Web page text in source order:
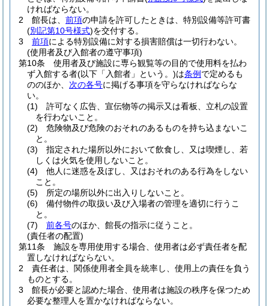
ければならない。
2
館長は、 前項の申請を許可したときは、特別設備等許可書
(別記第10号様式)を交付する。
3
前項による特別設備に対する損害賠償は一切行わない。
(使用者及び入館者の遵守事項)
第10条
使用者及び施設に専ら観覧等の目的で使用料を払わ
ず入館する者(以下「入館者」という。)は条例 で定めるも
ののほか、 次の各号に掲げる事項を守らなければならな
い。
(1)
許可なく広告、宣伝物等の掲示又は看板、立札の設置
を行わないこと。
(2)
危険物及び危険のおそれのあるものを持ち込まないこ
と。
(3)
指定された場所以外において飲食し、又は喫煙し、若
しくは火気を使用しないこと。
(4)
他人に迷惑を及ぼし、又はおそれのある行為をしない
こと。
(5)
所定の場所以外に出入りしないこと。
(6)
備付物件の取扱い及び入場者の管理を適切に行うこ
と。
(7)
前各号のほか、館長の指示に従うこと。
(責任者の配置)
第11条
施設を専用使用する場合、使用者は必ず責任者を配
置しなければならない。
2
責任者は、関係使用者全員を統率し、使用上の責任を負う
ものとする。
3
館長が必要と認めた場合、使用者は施設の秩序を保つため
必要な整理人を置かなければならない。